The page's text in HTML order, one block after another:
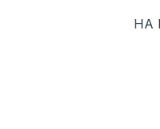
аналогичных MultiНА